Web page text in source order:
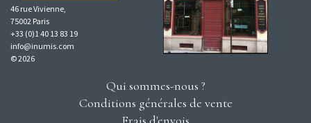
46 rue Vivienne,
75002 Paris
+33 (0)1 40 13 83 19
info@inumis.com
© 2026
Qui sommes-nous ?
Conditions générales de vente